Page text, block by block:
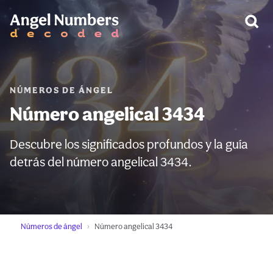
NÚMEROS DE ÁNGEL
Número angelical 3434
Descubre los significados profundos y la guía
detrás del número angelical 3434.
Números de ángel Número angelical 3434
ADVERTENCIA: